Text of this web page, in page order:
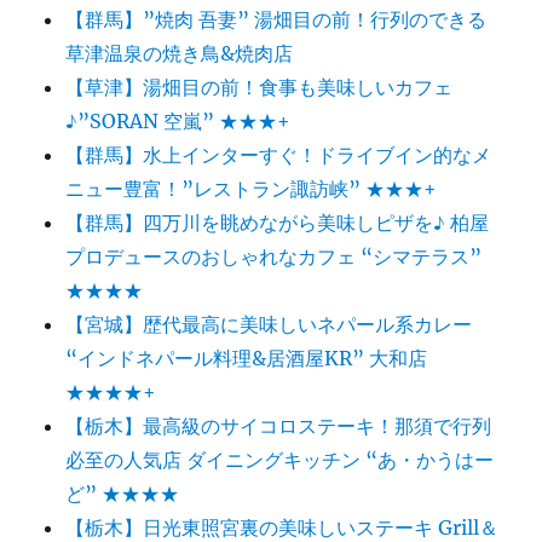
サ
ペ
ッ
カ・
ロ
ネ
ン
京
ペ
シ
ィ
に
【群馬】”焼肉 吾妻” 湯畑目の前！行列のできる
草津温泉の焼き鳥&焼肉店
【草津】湯畑目の前！食事も美味しいカフェ
♪”SORAN 空嵐” ★★★+
【群馬】水上インターすぐ！ドライブイン的なメ
ニュー豊富！”レストラン諏訪峡” ★★★+
【群馬】四万川を眺めながら美味しピザを♪ 柏屋
プロデュースのおしゃれなカフェ “シマテラス”
★★★★
【宮城】歴代最高に美味しいネパール系カレー
“インドネパール料理&居酒屋KR” 大和店
★★★★+
【栃木】最高級のサイコロステーキ！那須で行列
必至の人気店 ダイニングキッチン “あ・かうはー
ど” ★★★★
【栃木】日光東照宮裏の美味しいステーキ Grill＆